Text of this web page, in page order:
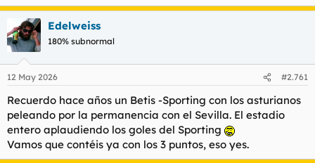
Edelweiss
180% subnormal
12 May 2026 #2.761
Recuerdo hace años un Betis -Sporting con los asturianos
peleando por la permanencia con el Sevilla. El estadio
entero aplaudiendo los goles del Sporting
Vamos que contéis ya con los 3 puntos, eso yes.